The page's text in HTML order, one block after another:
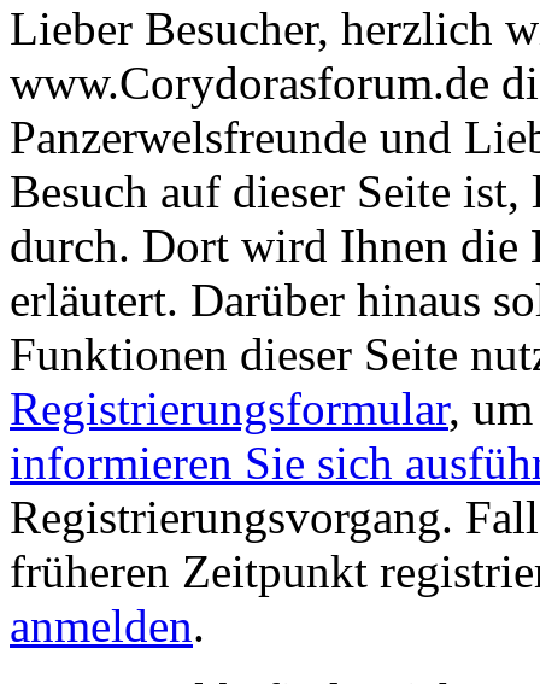
Lieber Besucher, herzlich
www.Corydorasforum.de
Panzerwelsfreunde und
Besuch auf dieser Seite
durch. Dort wird Ihnen die
erläutert. Darüber hinaus
Funktionen dieser Seite
Registrierungsformular,
informieren Sie sich
Registrierungsvorgang.
früheren Zeitpunkt
anmelden.